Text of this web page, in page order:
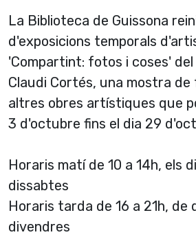
La Biblioteca de Guissona
d'exposicions temporals
'Compartint: fotos i coses'
Claudi Cortés, una mostra
altres obres artístiques que
3 d'octubre fins el dia 29
Horaris matí de 10 a 14h, els
dissabtes
Horaris tarda de 16 a 21h, de
divendres